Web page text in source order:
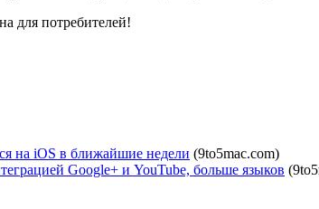
для потребителей!
на iOS в ближайшие недели (9to5mac.com)
Google+ и YouTube, больше языков